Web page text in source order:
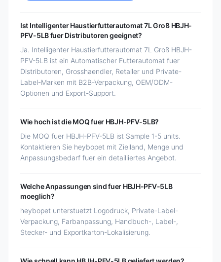
Ist Intelligenter Haustierfutterautomat 7L Groß HBJH-
PFV-5LB fuer Distributoren geeignet?
Ja. Intelligenter Haustierfutterautomat 7L Groß HBJH-
PFV-5LB ist ein Automatischer Futterautomat fuer
Distributoren, Grosshaendler, Retailer und Private-
Label-Marken mit B2B-Verpackung, OEM/ODM-
Optionen und Export-Support.
Wie hoch ist die MOQ fuer HBJH-PFV-5LB?
Die MOQ fuer HBJH-PFV-5LB ist Sample 1-5 units.
Kontaktieren Sie heybopet mit Zielland, Menge und
Anpassungsbedarf fuer ein detailliertes Angebot.
Welche Anpassungen sind fuer HBJH-PFV-5LB
moeglich?
heybopet unterstuetzt Logodruck, Private-Label-
Verpackung, Farbanpassung, Handbuch-, Label-,
Stecker- und Exportkarton-Lokalisierung.